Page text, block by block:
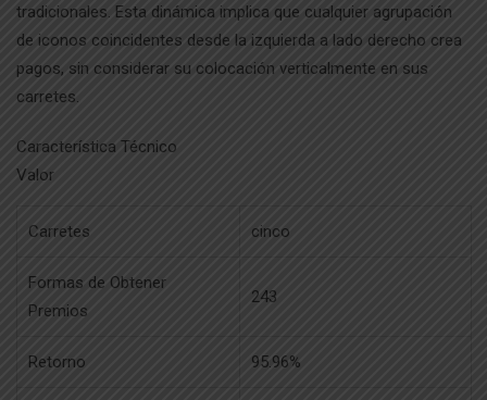
tradicionales. Esta dinámica implica que cualquier agrupación
de iconos coincidentes desde la izquierda a lado derecho crea
pagos, sin considerar su colocación verticalmente en sus
carretes.
Característica Técnico
Valor
Carretes cinco
Formas de Obtener
Premios
243
Retorno 95.96%